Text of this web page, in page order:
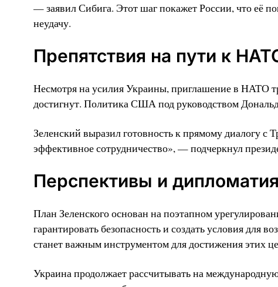
— заявил Сибига. Этот шаг покажет России, что её
неудачу.
Препятствия на пути к
Несмотря на усилия Украины, приглашение в НАТО
достигнут. Политика США под руководством
Зеленский выразил готовность к прямому диалогу
эффективное сотрудничество», — подчеркнул
Перспективы и дипломатия
План Зеленского основан на поэтапном
гарантировать безопасность и создать условия
станет важным инструментом для достижения этих
Украина продолжает рассчитывать на